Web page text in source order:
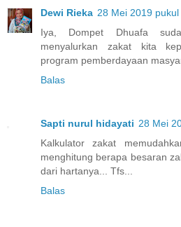
Dewi Rieka 28 Mei 2019 pukul
Iya, Dompet Dhuafa
menyalurkan zakat kita
program pemberdayaan
Balas
Sapti nurul hidayati 28 Mei
Kalkulator zakat
menghitung berapa besaran
dari hartanya... Tfs...
Balas